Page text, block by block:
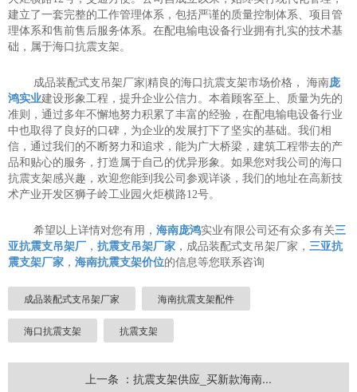
建立了一套完整的工作管理体系，包括严谨的质量控制体系、项目管
理体系和售前售后服务体系。在配电输电设备行业拥有扎实的技术基
础，属于海口抗震支架。
成品装配式支吊架厂家|精良的海口抗震支架市场价格， 海南庞
鸿实业建设形象工程，提升企业公信力。本着顾客至上、质量为先的
准则，通过多年不懈地努力积累了丰富的经验，在配电输电设备行业
中也取得了良好的口碑，为企业的发展打下了坚实的基础。我们相
信，通过我们的不断努力和追求，能为广大桥梁，建筑工程带去的产
品和贴心的服务，打造属于自己的优异形象。如果您对我公司的海口
抗震支架感兴趣，欢迎您能到我公司参观详谈，我们的地址在高新技
术产业开发区狮子岭工业园火炬横路12号。
希望以上详情对您有用， 海南庞鸿实业有限公司还有众多有关三
亚抗震支吊架厂 ， 抗震支吊架厂家 ，成品装配式支吊架厂家， 三亚抗
震支架厂家 ， 海南抗震支架价位的信息等您联系咨询
成品装配式支吊架厂家 海南抗震支架配件
海口抗震支架 抗震支架
上一条 ：抗震支架供应_买新款海南...